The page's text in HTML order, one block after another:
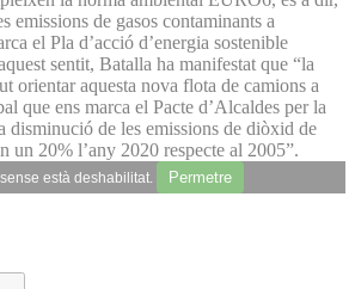
emissions de gasos contaminants a
el Pla d’acció d’energia sostenible
sentit, Batalla ha manifestat que “la
orientar aquesta nova flota de camions a
que ens marca el Pacte d’Alcaldes per la
disminució de les emissions de diòxid de
un 20% l’any 2020 respecte al 2005”.
està deshabilitat. Permetre